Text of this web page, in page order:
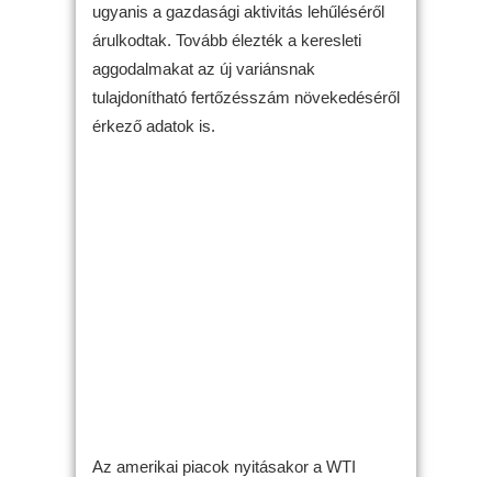
ugyanis a gazdasági aktivitás lehűléséről
árulkodtak. Tovább élezték a keresleti
aggodalmakat az új variánsnak
tulajdonítható fertőzésszám növekedéséről
érkező adatok is.
Az amerikai piacok nyitásakor a WTI